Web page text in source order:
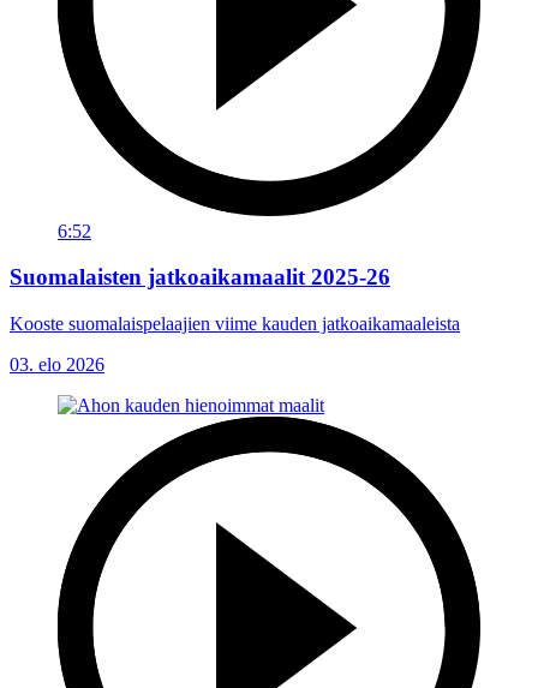
6:52
Suomalaisten jatkoaikamaalit 2025-26
Kooste suomalaispelaajien viime kauden jatkoaikamaaleista
03. elo 2026